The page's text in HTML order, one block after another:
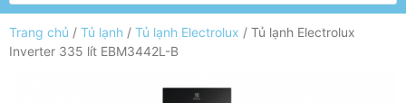
Trang chủ / Tủ lạnh / Tủ lạnh Electrolux / Tủ lạnh Electrolux
Inverter 335 lít EBM3442L-B